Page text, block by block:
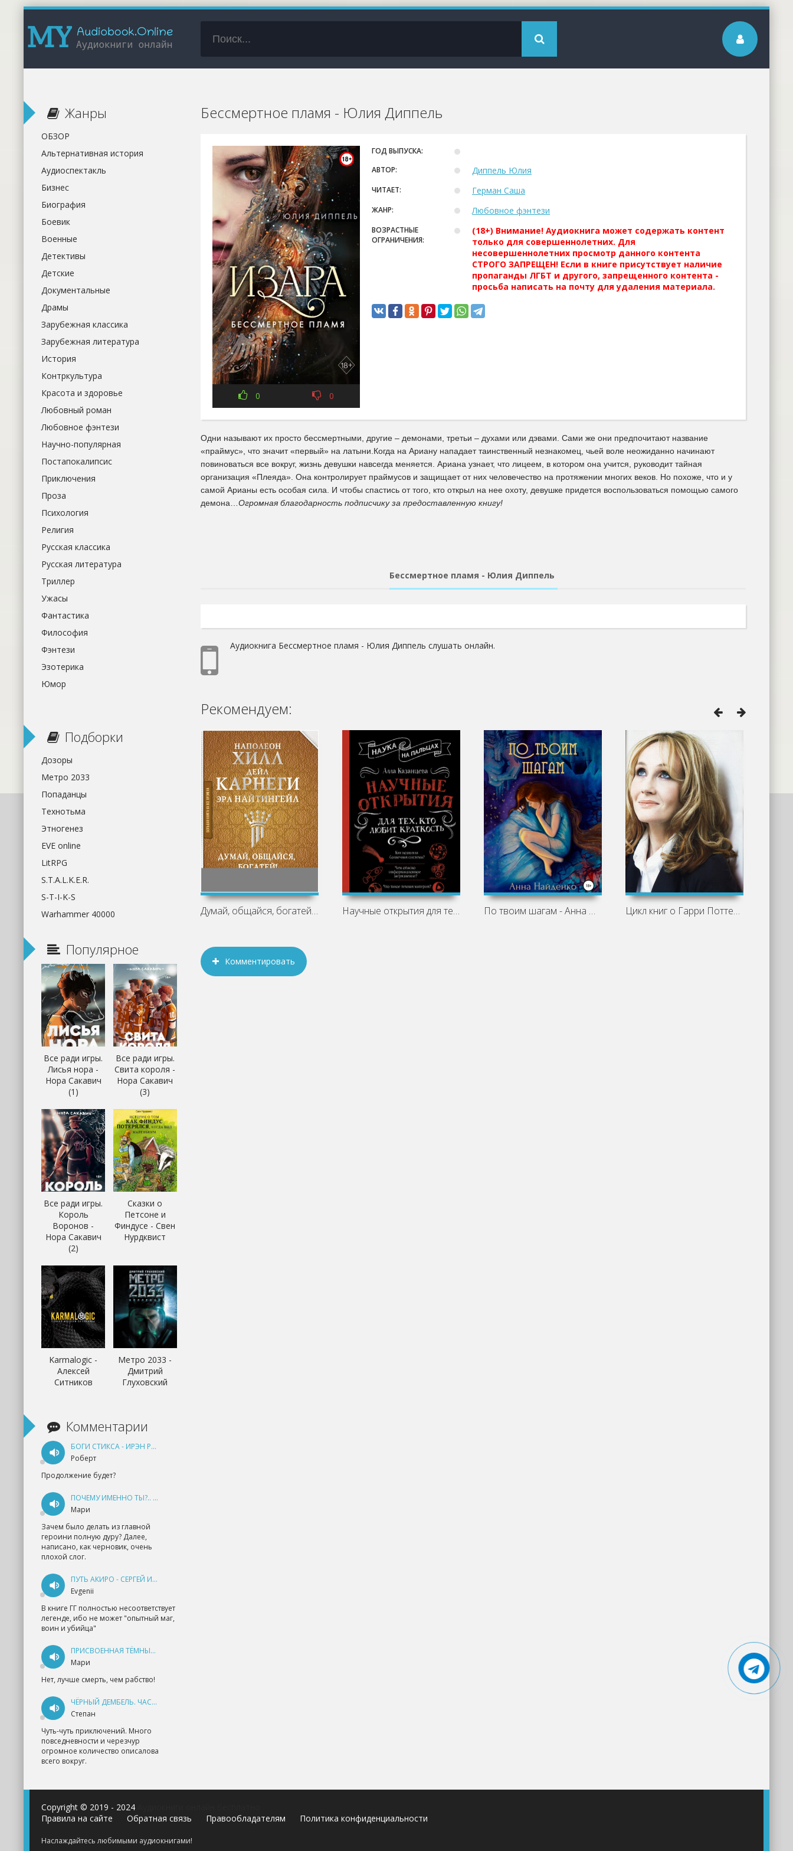
Бессмертное пламя - Юлия Диппель
0 0
ГОД ВЫПУСКА:
АВТОР:
Диппель Юлия
ЧИТАЕТ: Герман Саша
ЖАНР: Любовное фэнтези
ВОЗРАСТНЫЕ
ОГРАНИЧЕНИЯ:
(18+) Внимание! Аудиокнига может содержать контент
только для совершеннолетних. Для
несовершеннолетних просмотр данного контента
СТРОГО ЗАПРЕЩЕН! Если в книге присутствует наличие
пропаганды ЛГБТ и другого, запрещенного контента -
просьба написать на почту для удаления материала.
Одни называют их просто бессмертными, другие – демонами, третьи – духами или дэвами. Сами же они предпочитают название
«праймус», что значит «первый» на латыни.Когда на Ариану нападает таинственный незнакомец, чьей воле неожиданно начинают
повиноваться все вокруг, жизнь девушки навсегда меняется. Ариана узнает, что лицеем, в котором она учится, руководит тайная
организация «Плеяда». Она контролирует праймусов и защищает от них человечество на протяжении многих веков. Но похоже, что и у
самой Арианы есть особая сила. И чтобы спастись от того, кто открыл на нее охоту, девушке придется воспользоваться помощью самого
демона… Огромная благодарность подписчику за предоставленную книгу!
Бессмертное пламя - Юлия Диппель
Аудиокнига Бессмертное пламя - Юлия Диппель слушать онлайн.
Рекомендуем:
Думай, общайся, богатей! 6 бестселлеров Научные открытия для тех, кто любит По твоим шагам - Анна Найденко Цикл книг о Гарри Поттере
Комментировать
Жанры
ОБЗОР
Альтернативная история
Аудиоспектакль
Бизнес
Биография
Боевик
Военные
Детективы
Детские
Документальные
Драмы
Зарубежная классика
Зарубежная литература
История
Контркультура
Красота и здоровье
Любовный роман
Любовное фэнтези
Научно-популярная
Постапокалипсис
Приключения
Проза
Психология
Религия
Русская классика
Русская литература
Триллер
Ужасы
Фантастика
Философия
Фэнтези
Эзотерика
Юмор
Подборки
Дозоры
Метро 2033
Попаданцы
Технотьма
Этногенез
EVE online
LitRPG
S.T.A.L.K.E.R.
S-T-I-K-S
Warhammer 40000
Популярное
Все ради игры.
Лисья нора -
Нора Сакавич
(1)
Все ради игры.
Свита короля -
Нора Сакавич
(3)
Все ради игры.
Король
Воронов -
Нора Сакавич
(2)
Сказки о
Петсоне и
Финдусе - Свен
Нурдквист
Karmalogic -
Алексей
Ситников
Метро 2033 -
Дмитрий
Глуховский
Комментарии
БОГИ СТИКСА - ИРЭН РУДКЕВИЧ
Роберт
Продолжение будет?
ПОЧЕМУ ИМЕННО ТЫ?.. КНИГА 1 - ЕКАТЕРИНА ЮДИНА
Мари
Зачем было делать из главной
героини полную дуру? Далее,
написано, как черновик, очень
плохой слог.
ПУТЬ АКИРО - СЕРГЕЙ ИЗМАЙЛОВ
Evgenii
В книге ГГ полностью несоответствует
легенде, ибо не может "опытный маг,
воин и убийца"
ПРИСВОЕННАЯ ТЁМНЫМ. ПРОКЛЯТАЯ ЛЮБОВЬ - АННА ГЕРР
Мари
Нет, лучше смерть, чем рабство!
ЧЁРНЫЙ ДЕМБЕЛЬ. ЧАСТЬ 1 - АНДРЕЙ ФЕДИН
Степан
Чуть-чуть приключений. Много
повседневности и черезчур
огромное количество описалова
всего вокруг.
Copyright © 2019 - 2024
Правила на сайте
Обратная связь Правообладателям Политика конфиденциальности
Наслаждайтесь любимыми аудиокнигами!